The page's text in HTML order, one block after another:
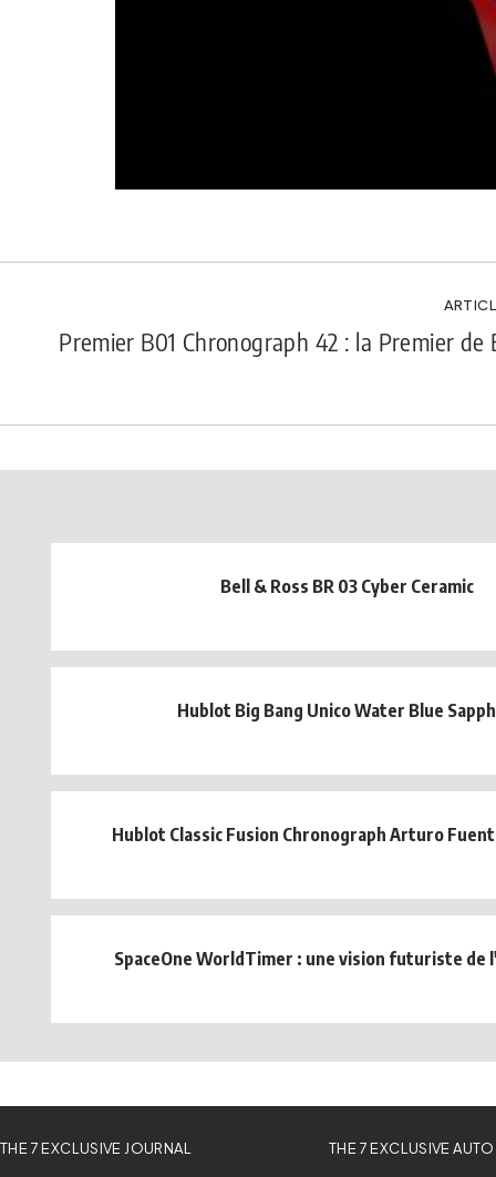
Premier B01 Chronograph 42 : la Premier
Bell & Ross BR 03 Cyber Ceramic
Hublot Big Bang Unico Water Blue
Hublot Classic Fusion Chronograph Arturo
SpaceOne WorldTimer : une vision futuriste de
THE 7 EXCLUSIVE JOURNAL THE 7 EXCLUSIVE AUTO